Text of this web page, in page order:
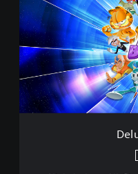
u
x
e
E
d
i
t
o